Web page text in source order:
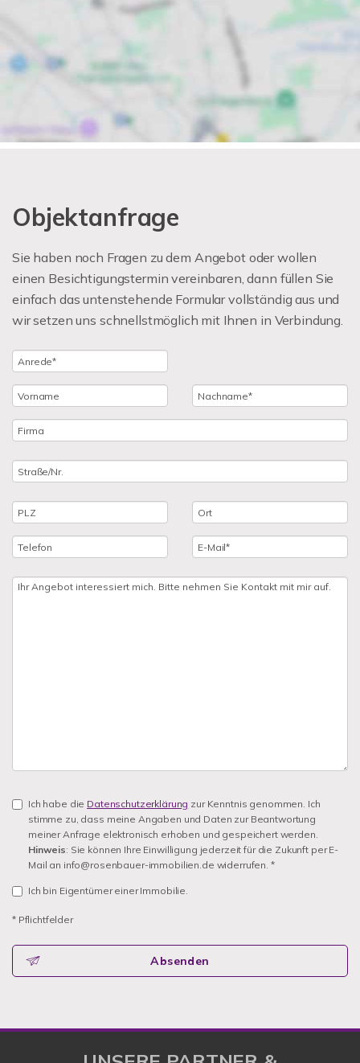
Objektanfrage
Sie haben noch Fragen zu dem Angebot oder wollen
einen Besichtigungstermin vereinbaren, dann füllen Sie
einfach das untenstehende Formular vollständig aus und
wir setzen uns schnellstmöglich mit Ihnen in Verbindung.
Ich habe die Datenschutzerklärung zur Kenntnis genommen. Ich
stimme zu, dass meine Angaben und Daten zur Beantwortung
meiner Anfrage elektronisch erhoben und gespeichert werden.
Hinweis: Sie können Ihre Einwilligung jederzeit für die Zukunft per E-
Mail an info@rosenbauer-immobilien.de widerrufen. *
Ich bin Eigentümer einer Immobilie.
* Pflichtfelder
Absenden